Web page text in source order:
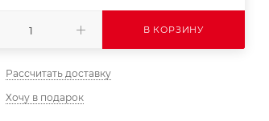
В КОРЗИНУ
Рассчитать доставку
Хочу в подарок